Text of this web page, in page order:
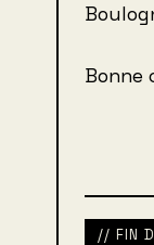
Bonne
// FIN